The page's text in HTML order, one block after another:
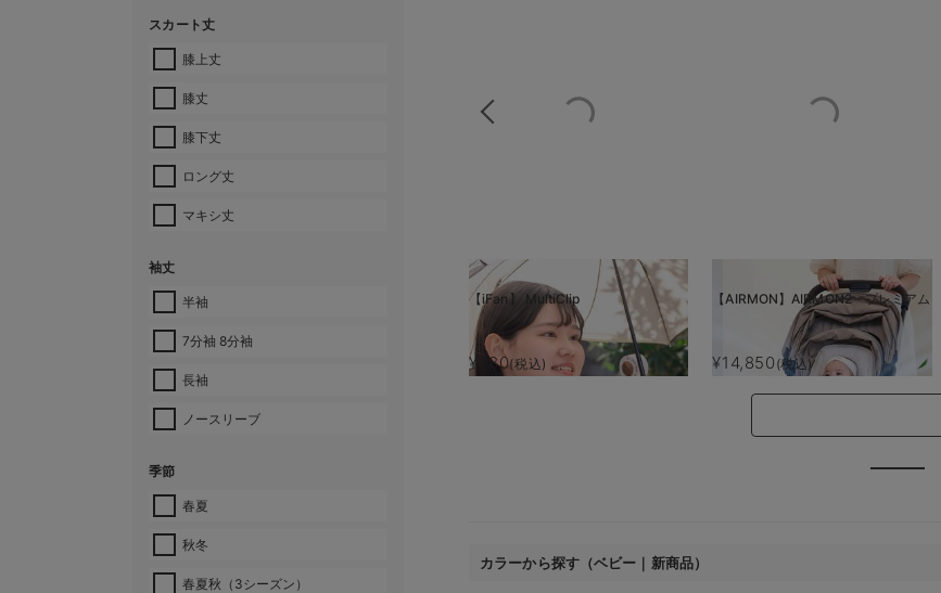
スカート丈
膝上丈
膝丈
膝下丈
ロング丈
マキシ丈
袖丈
半袖
7分袖 8分袖
長袖
ノースリーブ
季節
春夏
秋冬
春夏秋（3シーズン）
【iFan】 MultiClip
¥880(税込)
【AIRMON】AIRMON2 プレミアム
¥14,850 (税込)
カラーから探す（ベビー｜新商品）